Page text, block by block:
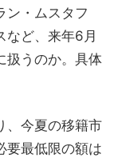
ン・ムスタフ
など、来年6月
扱うのか。具体
、今夏の移籍市
要最低限の額は